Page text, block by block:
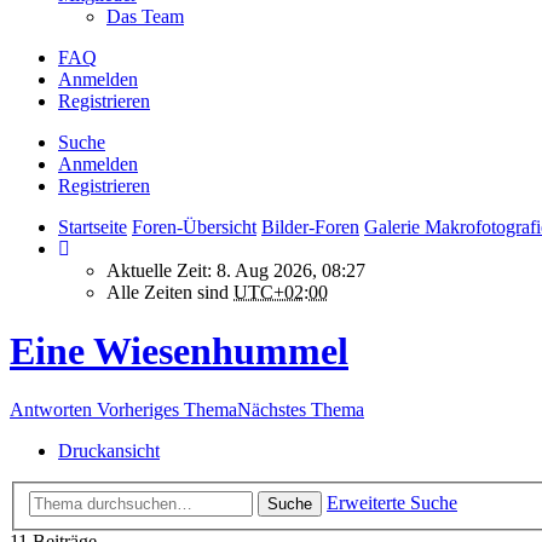
Das Team
FAQ
Anmelden
Registrieren
Suche
Anmelden
Registrieren
Startseite Foren-Übersicht Bilder-Foren Galerie
Aktuelle Zeit: 8. Aug 2026, 08:27
Alle Zeiten sind UTC+02:00
Eine Wiesenhummel
Antworten Vorheriges ThemaNächstes Thema
Druckansicht
Suche
Erweiterte Suche